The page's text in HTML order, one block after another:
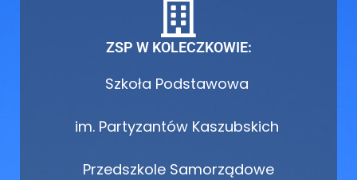
ZSP W KOLECZKOWIE:
Szkoła Podstawowa
im. Partyzantów Kaszubskich
Przedszkole Samorządowe